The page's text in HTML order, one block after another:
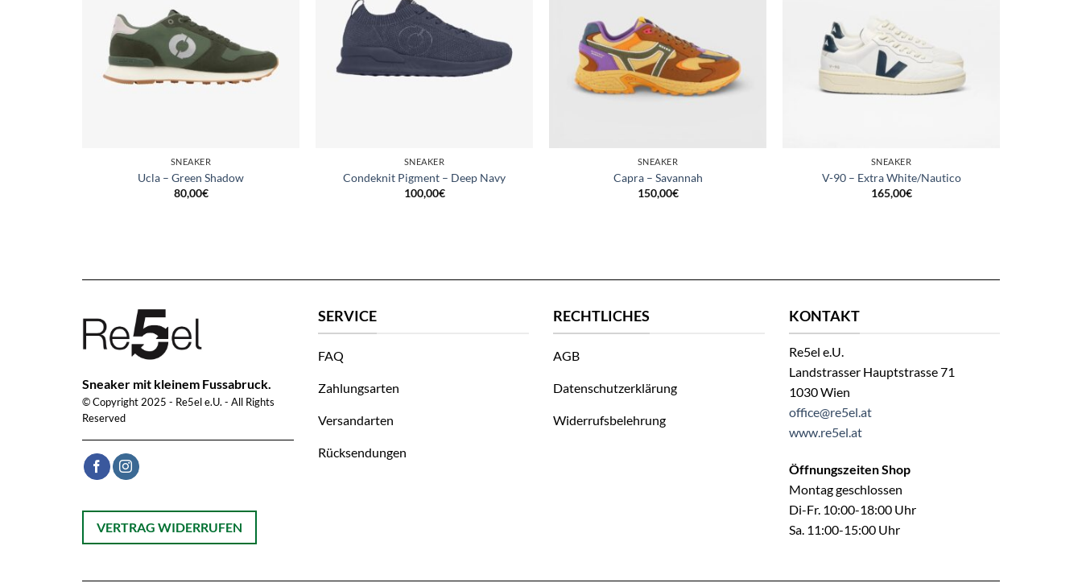
SNEAKER
Ucla – Green Shadow
80,00€
SNEAKER
Condeknit Pigment – Deep Navy
100,00€
SNEAKER
Capra – Savannah
150,00€
SNEAKER
V-90 – Extra White/Nautico
165,00€
Sneaker mit kleinem Fussabruck.
© Copyright 2025 - Re5el e.U. - All Rights
Reserved
Öffnet ein Dialogfenster mit dem Formular zur Online-Widerrufserklärung.
VERTRAG WIDERRUFEN
SERVICE
FAQ
Zahlungsarten
Versandarten
Rücksendungen
RECHTLICHES
AGB
Datenschutzerklärung
Widerrufsbelehrung
KONTAKT
Re5el e.U.
Landstrasser Hauptstrasse 71
1030 Wien
office@re5el.at
www.re5el.at
Öffnungszeiten Shop
Montag geschlossen
Di-Fr. 10:00-18:00 Uhr
Sa. 11:00-15:00 Uhr